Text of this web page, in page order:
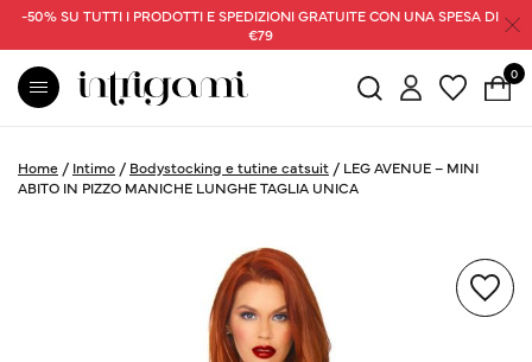
-50% SU TUTTI I PRODOTTI E SPEDIZIONI GRATUITE CON UNA SPESA DI
€79
0
Home / Intimo / Bodystocking e tutine catsuit / LEG AVENUE – MINI
ABITO IN PIZZO MANICHE LUNGHE TAGLIA UNICA